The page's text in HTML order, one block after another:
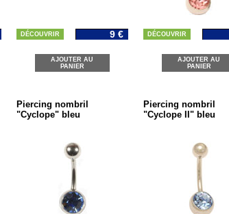
DÉCOUVRIR 9 €
AJOUTER AU
PANIER
DÉCOUVRIR
AJOUTER AU
PANIER
Piercing nombril
"Cyclope" bleu
Piercing nombril
"Cyclope II" bleu